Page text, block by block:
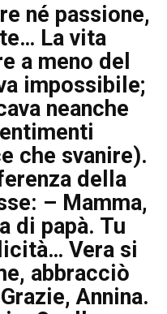
né passione,
La vita
a meno del
impossibile;
neanche
che svanire).
della
– Mamma,
di papà. Tu
Vera si
abbracciò
Annina.